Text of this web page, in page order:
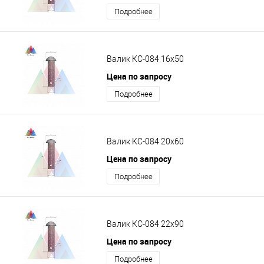
Подробнее
Валик КС-084 16х50
Цена по запросу
Подробнее
Валик КС-084 20х60
Цена по запросу
Подробнее
Валик КС-084 22х90
Цена по запросу
Подробнее